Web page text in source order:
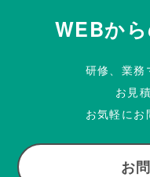
WEBか
研修、業務
お見
お気軽にお
お